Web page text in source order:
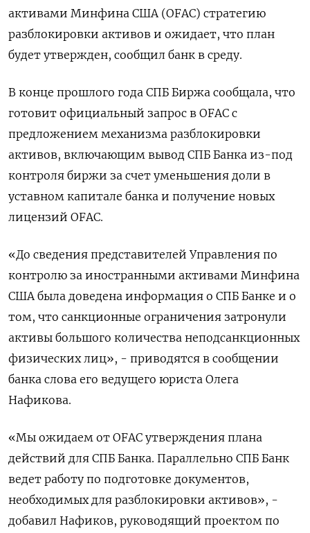
активами Минфина США (OFAC) стратегию
разблокировки активов и ожидает, что план
будет утвержден, сообщил банк в среду.
В конце прошлого года СПБ Биржа сообщала, что
готовит официальный запрос в OFAC с
предложением механизма разблокировки
активов, включающим вывод СПБ Банка из-под
контроля биржи за счет уменьшения доли в
уставном капитале банка и получение новых
лицензий OFAC.
«До сведения представителей Управления по
контролю за иностранными активами Минфина
США была доведена информация о СПБ Банке и о
том, что санкционные ограничения затронули
активы большого количества неподсанкционных
физических лиц», - приводятся в сообщении
банка слова его ведущего юриста Олега
Нафикова.
«Мы ожидаем от OFAC утверждения плана
действий для СПБ Банка. Параллельно СПБ Банк
ведет работу по подготовке документов,
необходимых для разблокировки активов», -
добавил Нафиков, руководящий проектом по